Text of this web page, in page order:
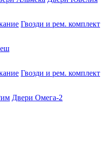
Гвозди и рем. комплект
Гвозди и рем. комплект
Двери Омега-2